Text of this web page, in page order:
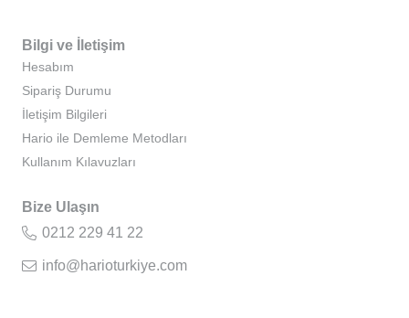
Bilgi ve İletişim
Hesabım
Sipariş Durumu
İletişim Bilgileri
Hario ile Demleme Metodları
Kullanım Kılavuzları
Bize Ulaşın
0212 229 41 22
info@harioturkiye.com